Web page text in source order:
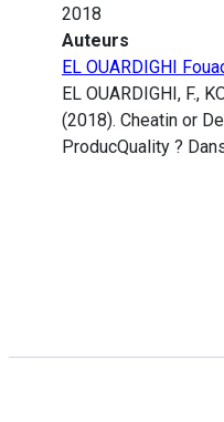
2018
Auteurs
EL OUARDIGHI
EL OUARDIGHI, F.,
(2018). Cheatin or
ProducQuality ?